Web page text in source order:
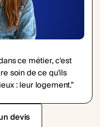
ce métier, c'est
soin de ce qu'ils
: leur logement.”
devis